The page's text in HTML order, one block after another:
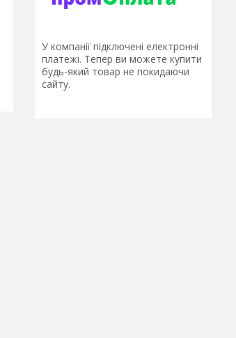
У компанії підключені електронні
платежі. Тепер ви можете купити
будь-який товар не покидаючи
сайту.